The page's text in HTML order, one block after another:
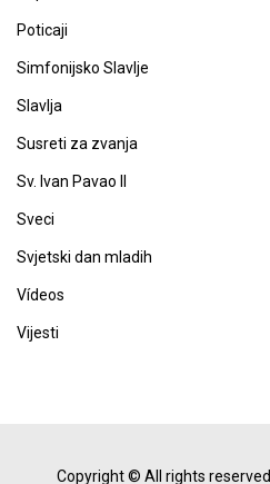
Poticaji
Simfonijsko Slavlje
Slavlja
Susreti za zvanja
Sv. Ivan Pavao II
Sveci
Svjetski dan mladih
Vídeos
Vijesti
Copyright © All rights reserved.